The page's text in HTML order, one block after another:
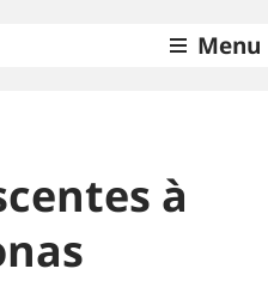
Menu
à